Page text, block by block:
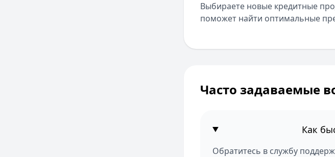
Выбираете новые кредитные
поможет найти оптимальные
Часто задаваемые
Как
Обратитесь в службу